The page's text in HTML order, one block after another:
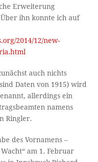
Erweiterung
ihn konnte ich auf
2014/12/new-
auch nichts
Daten von 1915) wird
allerdings ein
namens
Ringler.
des Vornamens –
am 1. Februar